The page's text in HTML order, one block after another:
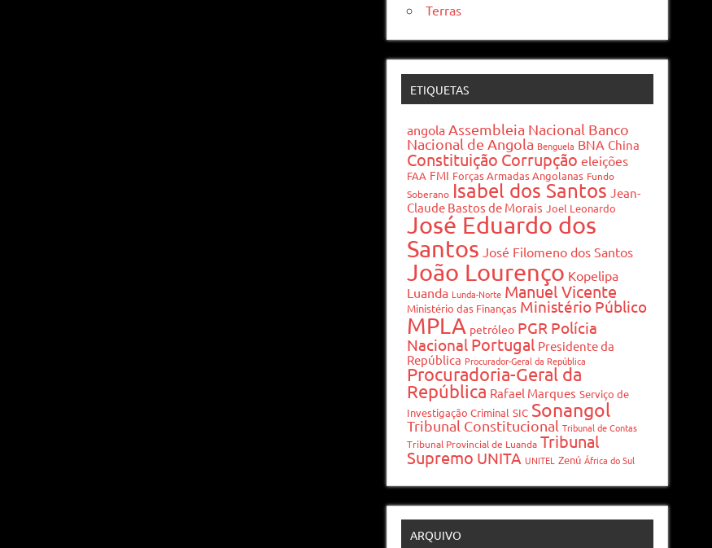
Terras
ETIQUETAS
angola Assembleia Nacional Banco
Nacional de Angola Benguela BNA China
Constituição Corrupção eleições
FAA FMI Forças Armadas Angolanas Fundo
Soberano Isabel dos Santos Jean-
Claude Bastos de Morais Joel Leonardo
José Eduardo dos
Santos José Filomeno dos Santos
João Lourenço Kopelipa
Luanda Lunda-Norte Manuel Vicente
Ministério das Finanças Ministério Público
MPLA petróleo PGR Polícia
Nacional Portugal Presidente da
República Procurador-Geral da República
Procuradoria-Geral da
República Rafael Marques Serviço de
Investigação Criminal SIC Sonangol
Tribunal Constitucional Tribunal de Contas
Tribunal Provincial de Luanda Tribunal
Supremo UNITA UNITEL Zenú África do Sul
ARQUIVO